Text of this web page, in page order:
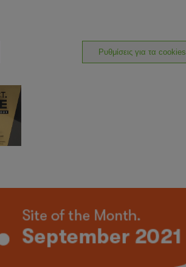
Ρυθμίσεις για τα cookies